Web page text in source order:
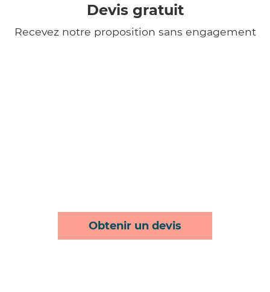
Devis gratuit
Recevez notre proposition sans engagement
Obtenir un devis